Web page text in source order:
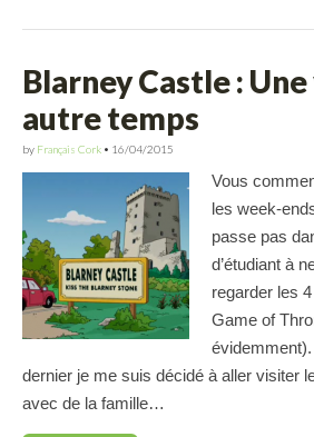
Blarney Castle : Une
autre temps
by Français Cork • 16/04/2015
Vous
les week-
passe pas
d’étudiant à
regarder les
Game of
dernier je me suis décidé à aller visiter
avec de la famille…